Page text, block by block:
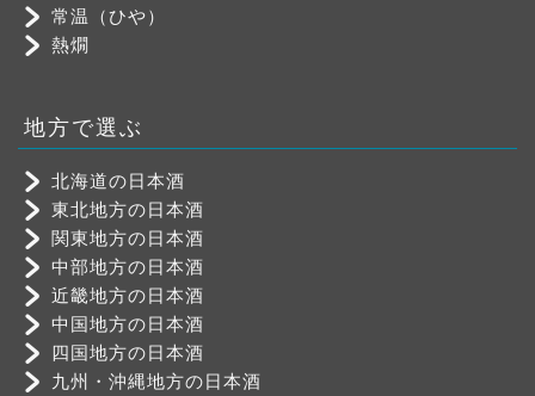
常温（ひや）
熱燗
地方で選ぶ
北海道の日本酒
東北地方の日本酒
関東地方の日本酒
中部地方の日本酒
近畿地方の日本酒
中国地方の日本酒
四国地方の日本酒
九州・沖縄地方の日本酒